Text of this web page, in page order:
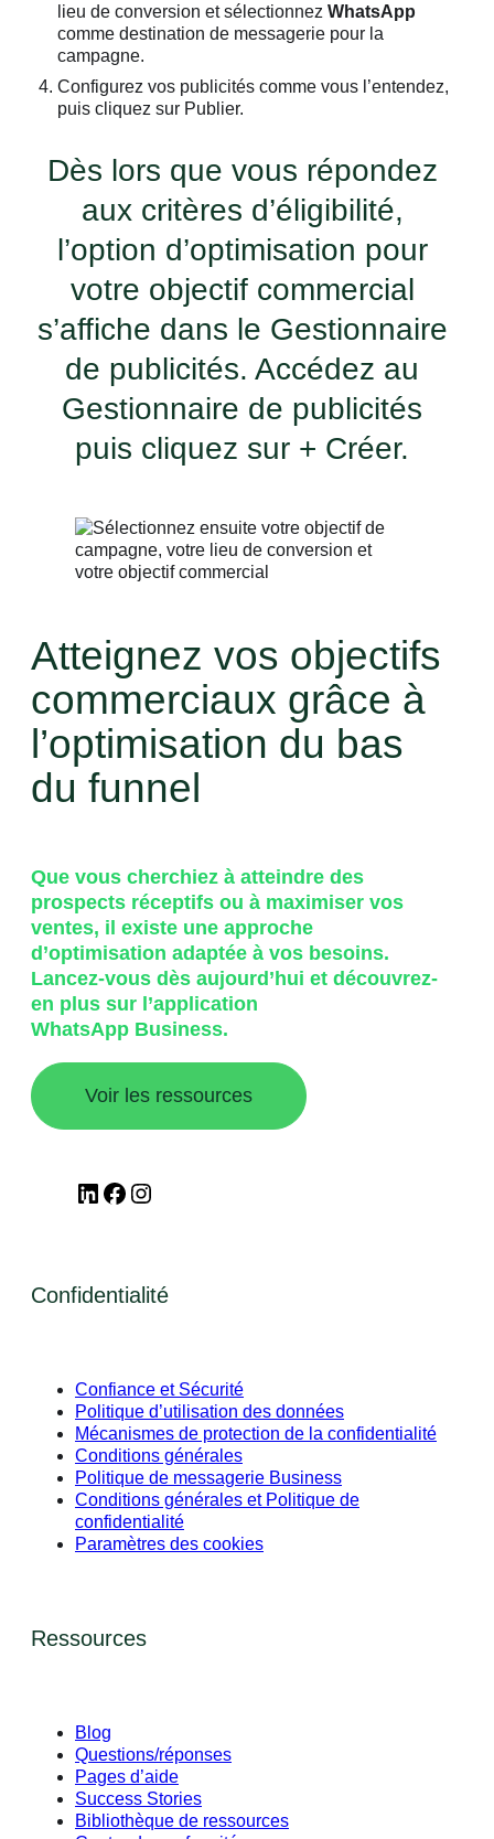
lieu de conversion et sélectionnez WhatsApp
comme destination de messagerie pour la
campagne.
Configurez vos publicités comme vous l’entendez,
puis cliquez sur Publier.
Dès lors que vous répondez
aux critères d’éligibilité,
l’option d’optimisation pour
votre objectif commercial
s’affiche dans le Gestionnaire
de publicités. Accédez au
Gestionnaire de publicités
puis cliquez sur + Créer.
Atteignez vos objectifs
commerciaux grâce à
l’optimisation du bas
du funnel
Que vous cherchiez à atteindre des
prospects réceptifs ou à maximiser vos
ventes, il existe une approche
d’optimisation adaptée à vos besoins.
Lancez-vous dès aujourd’hui et découvrez-
en plus sur l’application
WhatsApp Business.
Voir les ressources
LinkedInFacebook
Confidentialité
Confiance et Sécurité
Politique d’utilisation des données
Mécanismes de protection de la confidentialité
Conditions générales
Politique de messagerie Business
Conditions générales et Politique de
confidentialité
Paramètres des cookies
Ressources
Blog
Questions/réponses
Pages d’aide
Success Stories
Bibliothèque de ressources